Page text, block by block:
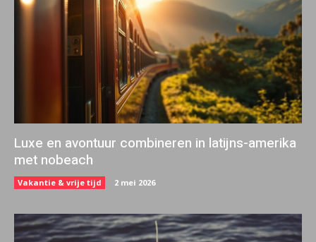
Luxe en avontuur combineren in latijns-amerika
met nobeach
Vakantie & vrije tijd 2 mei 2026